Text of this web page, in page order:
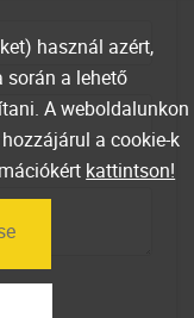
használ azért,
a lehető
A weboldalunkon
a cookie-k
kattintson!